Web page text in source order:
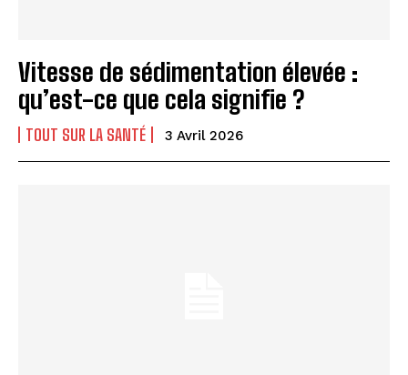
Vitesse de sédimentation élevée :
qu’est-ce que cela signifie ?
TOUT SUR LA SANTÉ 3 Avril 2026